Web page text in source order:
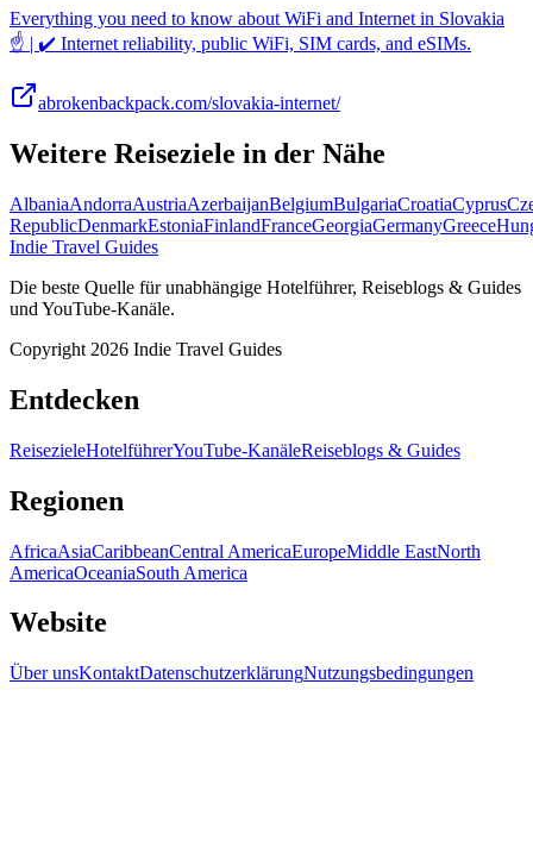
Everything you need to know about WiFi and Internet in Slovakia
☝ | ✔️ Internet reliability, public WiFi, SIM cards, and eSIMs.
abrokenbackpack.com/slovakia-internet/
Weitere Reiseziele in der Nähe
AlbaniaAndorraAustriaAzerbaijanBelgiumBulgariaCroatiaCyprus
RepublicDenmarkEstoniaFinlandFranceGeorgiaGermanyGreece
Indie Travel Guides
Die beste Quelle für unabhängige Hotelführer, Reiseblogs & Guides
und YouTube-Kanäle.
Copyright 2026 Indie Travel Guides
Entdecken
ReisezieleHotelführerYouTube-KanäleReiseblogs & Guides
Regionen
AfricaAsiaCaribbeanCentral AmericaEuropeMiddle EastNorth
AmericaOceaniaSouth America
Website
Über unsKontaktDatenschutzerklärungNutzungsbedingungen